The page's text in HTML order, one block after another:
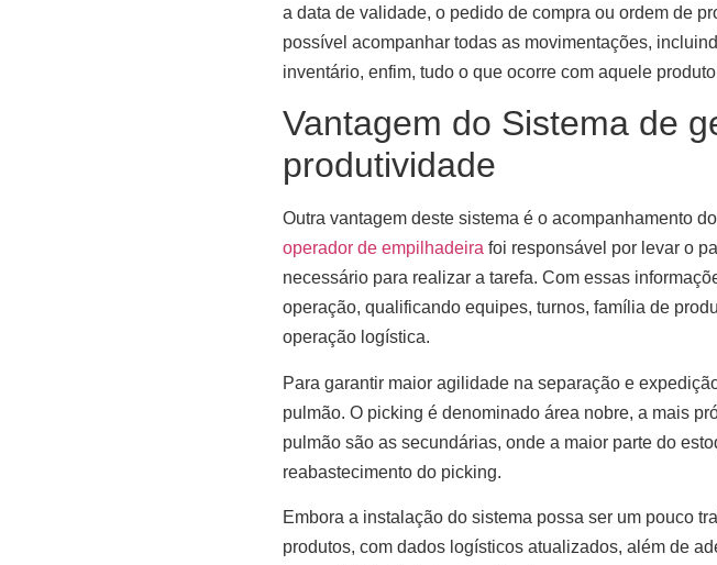
a data de validade, o pedido de compra ou ordem de
possível acompanhar todas as movimentações,
inventário, enfim, tudo o que ocorre com aquele
Vantagem do Sistema de
produtividade
Outra vantagem deste sistema é o acompanhamento
operador de empilhadeira foi responsável por levar o
necessário para realizar a tarefa. Com essas
operação, qualificando equipes, turnos, família de
operação logística.
Para garantir maior agilidade na separação e
pulmão. O picking é denominado área nobre, a mais
pulmão são as secundárias, onde a maior parte do
reabastecimento do picking.
Embora a instalação do sistema possa ser um pouco
produtos, com dados logísticos atualizados, além de